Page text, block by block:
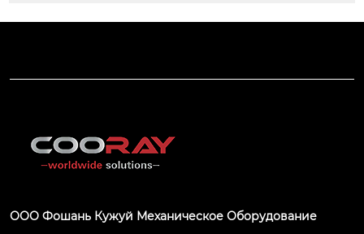
ООО Фошань Кужуй Механическое Оборудование